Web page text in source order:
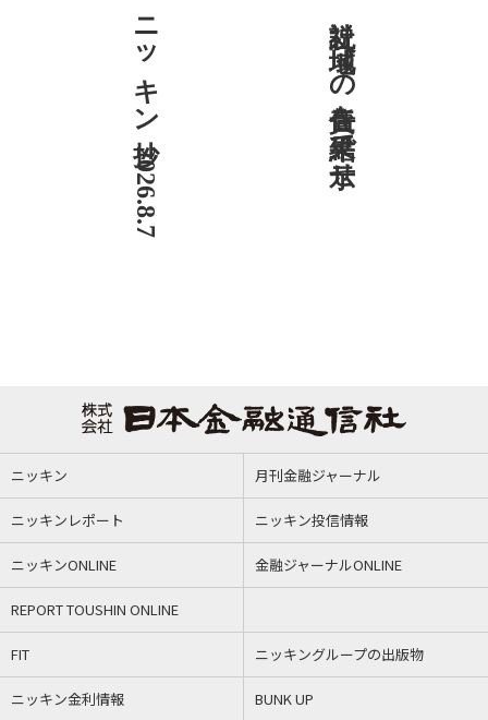
ニッキン抄 2026.8.7 社説 地域への責任を結果で示せ
ニッキン 月刊金融ジャーナル
ニッキンレポート ニッキン投信情報
ニッキンONLINE 金融ジャーナルONLINE
REPORT TOUSHIN ONLINE
FIT ニッキングループの出版物
ニッキン金利情報 BUNK UP